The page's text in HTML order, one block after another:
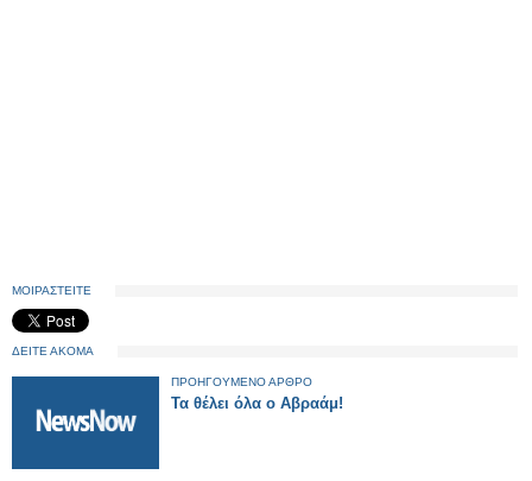
ΜΟΙΡΑΣΤΕΙΤΕ
ΔΕΙΤΕ ΑΚΟΜΑ
ΠΡΟΗΓΟΥΜΕΝΟ ΑΡΘΡΟ
Τα θέλει όλα ο Αβραάμ!